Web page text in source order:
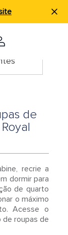
de
recrie a
dormir para
de quarto
o máximo
Acesse o
de roupas de